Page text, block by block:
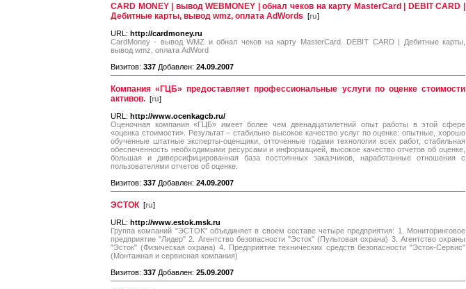
CARD MONEY | вывод WEBMONEY | обнал чеков на карту MasterCard | DEBIT CARD |
Дебитные карты, вывод wmz, оплата AdWords [ru]
URL: http://cardmoney.ru
CardMoney - вывод WMZ и обнал чеков на карту MasterCard. DEBIT CARD | Дебитные карты,
вывод wmz, оплата AdWord
Визитов: 337 Добавлен: 24.09.2007
Компания «ГЦБ» предоставляет профессиональные услуги по оценке стоимости
активов. [ru]
URL: http://www.ocenkagcb.ru/
Оценочная компания «ГЦБ» имеет более чем двенадцатилетний опыт работы в этой сфере
«оценка стоимости». Результат – стабильно высокое качество услуг по оценке: опытные, хорошо
обученные штатные эксперты-оценщики, отточенные годами технологии всех работ, стабильная
обеспеченность необходимыми ресурсами и информацией, высокое качество отчетов об оценке,
большая и диверсифицированная база постоянных заказчиков, наработанные отношения с
пользователями отчетов об оценке.
Визитов: 337 Добавлен: 24.09.2007
ЭСТОК [ru]
URL: http://www.estok.msk.ru
Группа компаний "ЭСТОК" объединяет в своем составе четыре предприятия: 1. Мониторинговое
предприятие "Лидер" 2. Агентство безопасности "Эсток" (Пультовая охрана) 3. Агентство охраны
"Эсток" (Физическая охрана) 4. Предприятие технических средств безопасности "Эсток-Сервис"
(Монтажная и сервисная компания)
Визитов: 337 Добавлен: 25.09.2007